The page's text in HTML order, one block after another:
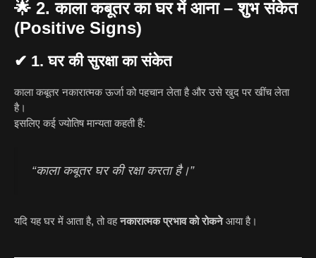
🌟 2. काला कबूतर का घर में आना – शुभ संकेत
(Positive Signs)
✔ 1. घर की सुरक्षा का संकेत
काला कबूतर नकारात्मक ऊर्जा को पहचान लेता है और उसे खुद पर खींच लेता
है।
इसलिए कई ज्योतिष मान्यता कहती हैं:
“काला कबूतर घर की रक्षा करता है।”
यदि यह घर में आता है, तो वहनकारात्मक प्रभाव को रोकनेआया है।